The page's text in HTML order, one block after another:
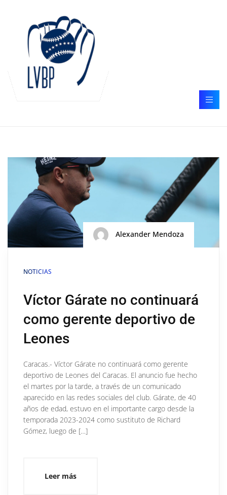
Alexander Mendoza
NOTICIAS
Víctor Gárate no continuará
como gerente deportivo de
Leones
Caracas.- Víctor Gárate no continuará como gerente
deportivo de Leones del Caracas. El anuncio fue hecho
el martes por la tarde, a través de un comunicado
aparecido en las redes sociales del club. Gárate, de 40
años de edad, estuvo en el importante cargo desde la
temporada 2023-2024 como sustituto de Richard
Gómez, luego de […]
Leer más